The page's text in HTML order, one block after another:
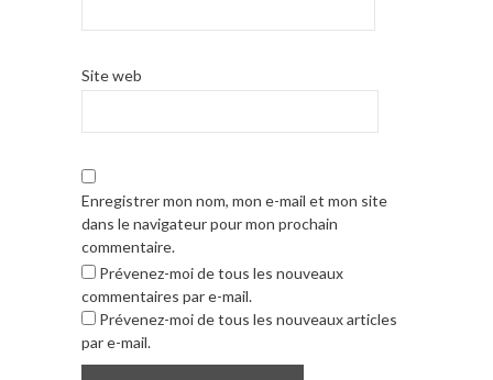
Site web
Enregistrer mon nom, mon e-mail et mon site
dans le navigateur pour mon prochain
commentaire.
Prévenez-moi de tous les nouveaux
commentaires par e-mail.
Prévenez-moi de tous les nouveaux articles
par e-mail.